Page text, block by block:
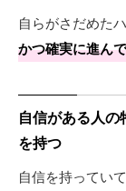
自らがさだめた
かつ確実に進ん
自信がある人
を持つ
自信を持ってい